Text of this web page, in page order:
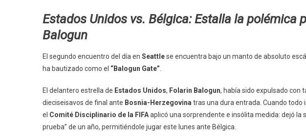
Estados Unidos vs. Bélgica: Estalla la polémica
Balogun
El segundo encuentro del día en Seattlese encuentra bajo un manto de absoluto
ha bautizado como el “Balogun Gate”.
El delantero estrella de Estados Unidos, Folarin Balogun, había sido expulsado con
dieciseisavos de final ante Bosnia-Herzegovinatras una dura entrada. Cuando todo
el Comité Disciplinario de la FIFAaplicó una sorprendente e insólita medida: dejó la
prueba” de un año, permitiéndole jugar este lunes ante Bélgica.